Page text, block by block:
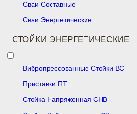
Сваи Составные
Сваи Энергетические
СТОЙКИ ЭНЕРГЕТИЧЕСКИЕ
Вибропрессованные Стойки ВС
Приставки ПТ
Стойка Напряженная СНВ